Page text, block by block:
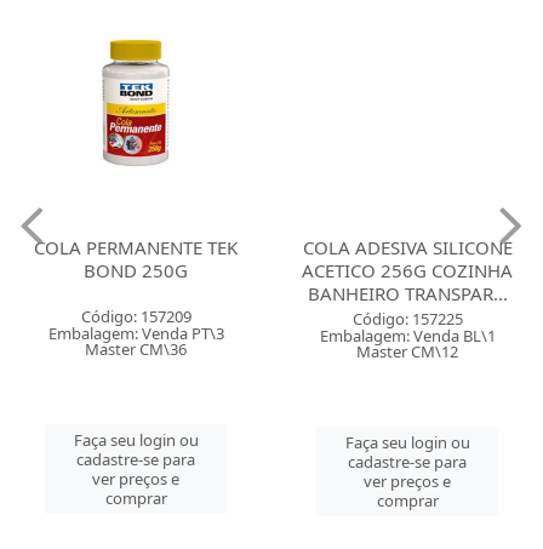
COLA PERMANENTE TEK
BOND 250G
Código: 157209
Embalagem: Venda PT\3
Master CM\36
Faça seu login ou
cadastre-se para
ver preços e
comprar
COLA ADESIVA SILICONE
ACETICO 256G COZINHA
BANHEIRO TRANSPAR...
Código: 157225
Embalagem: Venda BL\1
Master CM\12
Faça seu login ou
cadastre-se para
ver preços e
comprar